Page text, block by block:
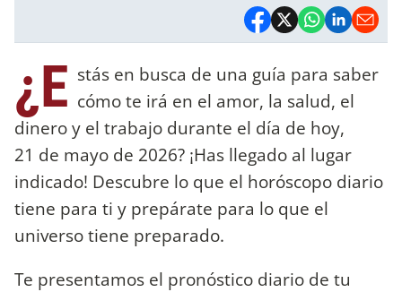
¿E stás en busca de una guía para saber
cómo te irá en el amor, la salud, el
dinero y el trabajo durante el día de hoy,
21 de mayo de 2026? ¡Has llegado al lugar
indicado! Descubre lo que el horóscopo diario
tiene para ti y prepárate para lo que el
universo tiene preparado.
Te presentamos el pronóstico diario de tu